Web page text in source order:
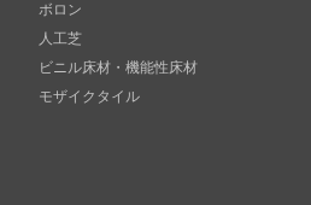
ボロン
人工芝
ビニル床材・機能性床材
モザイクタイル